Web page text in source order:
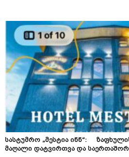
სასტუმრო „მესტია ინნ“:
მაღალი დატვირთვა და